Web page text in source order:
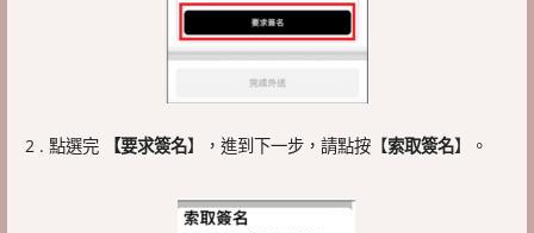
2 . 點選完 【要求簽名】，進到下一步，請點按【索取簽名】。